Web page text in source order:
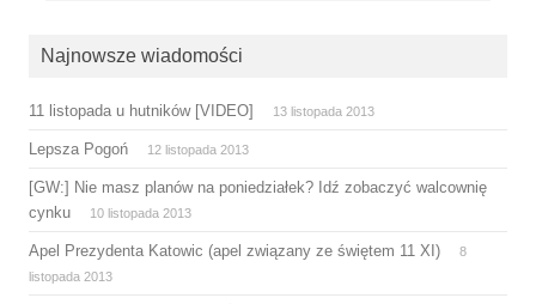
Najnowsze wiadomości
11 listopada u hutników [VIDEO] 13 listopada 2013
Lepsza Pogoń 12 listopada 2013
[GW:] Nie masz planów na poniedziałek? Idź zobaczyć walcownię
cynku
10 listopada 2013
Apel Prezydenta Katowic (apel związany ze świętem 11 XI)
8
listopada 2013